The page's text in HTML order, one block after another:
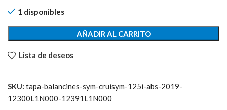
107,50€.
1 disponibles
AÑADIR AL CARRITO
Lista de deseos
SKU: tapa-balancines-sym-cruisym-125i-abs-2019-
12300L1N000-12391L1N000